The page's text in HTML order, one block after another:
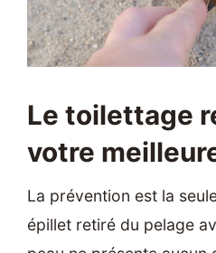
Le toilettage
votre
La prévention est la
épillet retiré du pelage